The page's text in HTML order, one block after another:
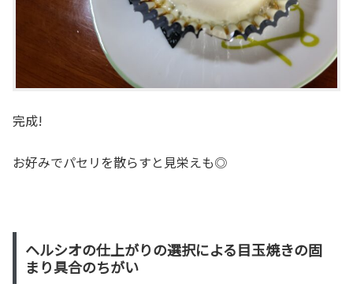
完成!
お好みでパセリを散らすと見栄えも◎
ヘルシオの仕上がりの選択による目玉焼きの固
まり具合のちがい